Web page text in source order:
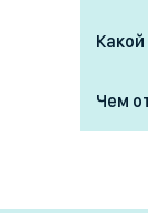
Чем